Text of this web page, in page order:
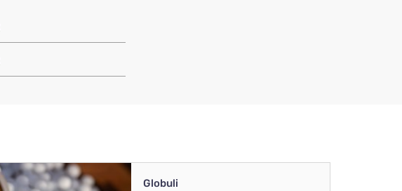
Globuli